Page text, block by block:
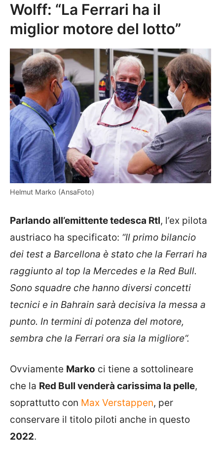
Wolff: “La Ferrari ha il
miglior motore del lotto”
Helmut Marko (AnsaFoto)
Parlando all’emittente tedesca Rtl, l’ex pilota
austriaco ha specificato: “Il primo bilancio
dei test a Barcellona è stato che la Ferrari ha
raggiunto al top la Mercedes e la Red Bull.
Sono squadre che hanno diversi concetti
tecnici e in Bahrain sarà decisiva la messa a
punto. In termini di potenza del motore,
sembra che la Ferrari ora sia la migliore“.
Ovviamente Marko ci tiene a sottolineare
che la Red Bull venderà carissima la pelle,
soprattutto con Max Verstappen, per
conservare il titolo piloti anche in questo
2022.